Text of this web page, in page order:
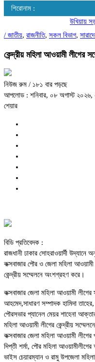
শিরোনাম :
উখিয়ায়
/ জাতীয়, রাজনীতি, সকল বিভাগ,
কেন্দ্রীয় মহিলা আওয়ামী লীগের
নিউজ রুম / ১৮১ বার পড়ছে
আপলোড : শনিবার, ০৮ অগাস্ট ২০২৬,
শেয়ার
বিডি প্রতিবেদক :
রাজধানী ঢাকার সোহরাওয়ার্দী উদ্যানে
কক্সবাজার পৌর ও জেলা মহিলা আওয়ামী
কেন্দ্রীয় সম্মেলনে অংশগ্রহণ করে।
কক্সবাজার জেলা মহিলা আওয়ামী
আহমেদ,সাধারণ সম্পাদক হামিদা
পৌরসভার প্যানেল মেয়র শাহেনা
মহিলা আওয়ামী লীগের কেন্দ্রীয়
কক্সবাজার জেলা মহিলা আওয়ামী
দিপ্তী শর্মা, পৌর মহিলা
ভাইস চেয়ারম্যান ও রামু উপজেলা